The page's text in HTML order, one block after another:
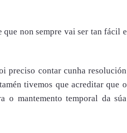
que non sempre vai ser tan fácil e
preciso contar cunha resolución
tivemos que acreditar que o
o mantemento temporal da súa